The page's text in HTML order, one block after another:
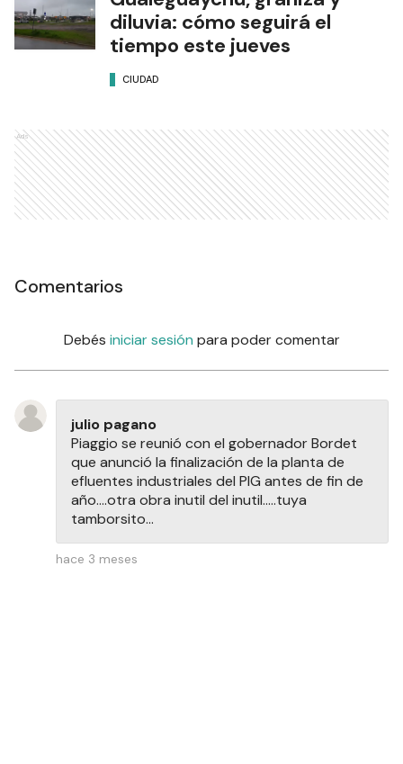
diluvia: cómo seguirá el
tiempo este jueves
CIUDAD
Ads
Comentarios
Debés iniciar sesión para poder comentar
julio pagano
Piaggio se reunió con el gobernador Bordet
que anunció la finalización de la planta de
efluentes industriales del PIG antes de fin de
año....otra obra inutil del inutil.....tuya
tamborsito...
hace 3 meses